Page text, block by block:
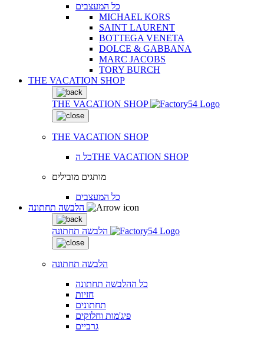
כל המעצבים
MICHAEL KORS
SAINT LAURENT
BOTTEGA VENETA
DOLCE & GABBANA
MARC JACOBS
TORY BURCH
THE VACATION SHOP
THE VACATION SHOP
THE VACATION SHOP
כל הTHE VACATION SHOP
מותגים מובילים
כל המעצבים
הלבשה תחתונה
הלבשה תחתונה
כל ההלבשה תחתונה
חזיות
תחתונים
פיג'מות וחלוקים
גרביים